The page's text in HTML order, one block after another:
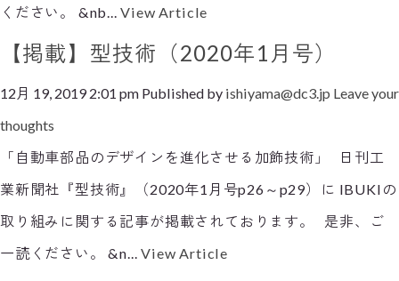
ください。 &nb...View Article
【掲載】型技術（2020年1月号）
12月 19, 2019 2:01 pm Published by ishiyama@dc3.jp Leave your
thoughts
「自動車部品のデザインを進化させる加飾技術」 日刊工
業新聞社『型技術』（2020年1月号p26～p29）に IBUKIの
取り組みに関する記事が掲載されております。 是非、ご
一読ください。 &n...View Article